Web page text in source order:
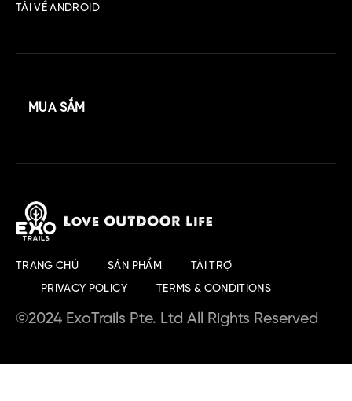
TẢI VỀ ANDROID
MUA SẮM
TRANG CHỦ SẢN PHẨM TÀI TRỢ
PRIVACY POLICY TERMS & CONDITIONS
©2024 ExoTrails Pte. Ltd All Rights Reserved